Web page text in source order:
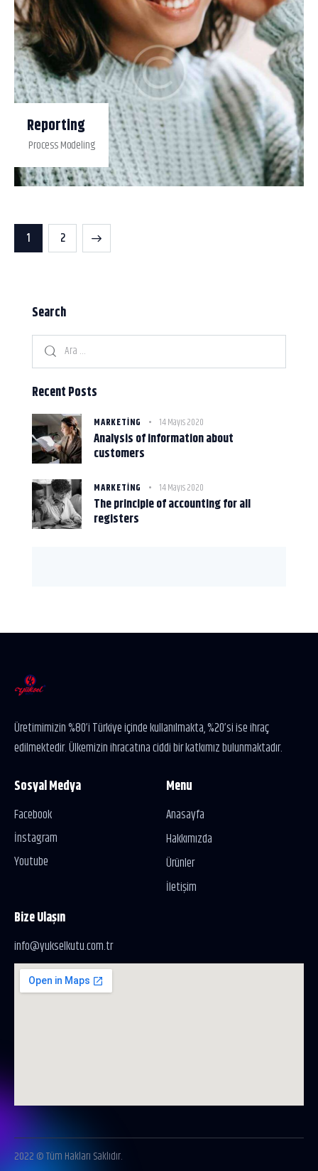
Reporting
Process Modeling
1 2
>
Search
Recent Posts
MARKETING 14 Mayıs 2020
Analysis of information about
customers
MARKETING 14 Mayıs 2020
The principle of accounting for all
registers
Üretimimizin %80’i Türkiye içinde kullanılmakta, %20’si ise ihraç
edilmektedir. Ülkemizin ihracatına ciddi bir katkımız bulunmaktadır.
Sosyal Medya
Facebook
İnstagram
Youtube
Menu
Anasayfa
Hakkımızda
Ürünler
İletişim
Bize Ulaşın
info@yukselkutu.com.tr
2022 © Tüm Hakları Saklıdır.